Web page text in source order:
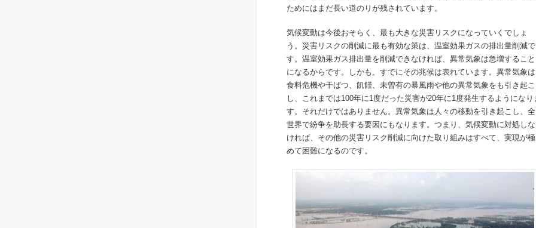
ためにはまだ長い道のりが残されています。
気候変動は今後おそらく、最も大きな災害リスクになっていくでしょ
う。災害リスクの削減に最も有効な策は、温室効果ガスの排出量削減で
す。温室効果ガス排出量を削減できなければ、異常気象は急増すること
になるからです。しかも、すでにその兆候は表れています。異常気象は
食料危機や干ばつ、飢饉、未曽有の暴風雨や他の異常気象をも引き起こ
し、これまでは100年に1度だった災害が20年に1度発生するようになり
す。それだけではありません。異常気象は人々の移動を引き起こし、全
世界で紛争を助長する要因にもなります。つまり、気候変動に対処しな
ければ、その他の災害リスク削減に向けた取り組みはすべて、実現が極
めて困難になるのです。